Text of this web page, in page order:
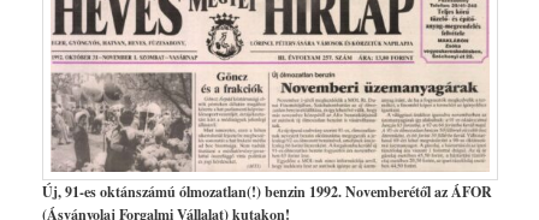
Új, 91-es oktánszámú ólmozatlan(!) benzin 1992. Novemberétől az ÁFOR
(Ásványolaj Forgalmi Vállalat) kutakon!